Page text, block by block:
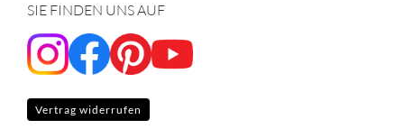
SIE FINDEN UNS AUF
Vertrag widerrufen